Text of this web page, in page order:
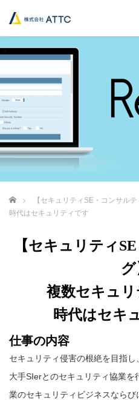
ホーム
【セキュリティSE・コンサル
時代はセキュリティです
【セキュリティ
グ
複数セキュ
時代はセキ
仕事の内容
セキュリティ侵害の根絶を目指
大手SIerとのセキュリティ協業
業のセキュリティビジネスなら